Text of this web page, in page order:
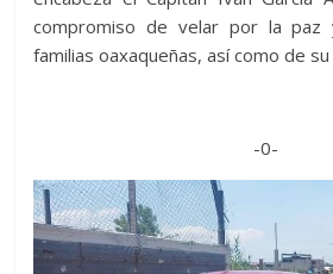
compromiso de velar por la paz
familias oaxaqueñas, así como de
-0-